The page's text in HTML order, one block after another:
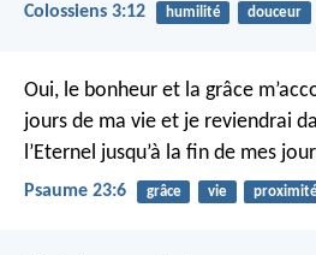
Colossiens 3:12 humilité douceur
Oui, le bonheur et la grâce
jours de ma vie et je reviendrai
l’Eternel jusqu’à la fin de mes
Psaume 23:6 grâce vie